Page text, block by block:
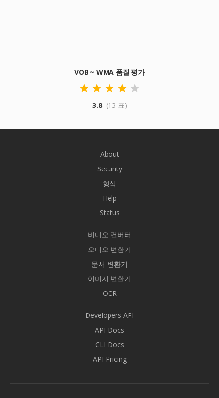
VOB ~ WMA 품질 평가
3.8 (13 표)
About
Security
형식
Help
Status
비디오 컨버터
오디오 변환기
문서 변환기
이미지 변환기
OCR
Developers API
API Docs
CLI Docs
API Pricing